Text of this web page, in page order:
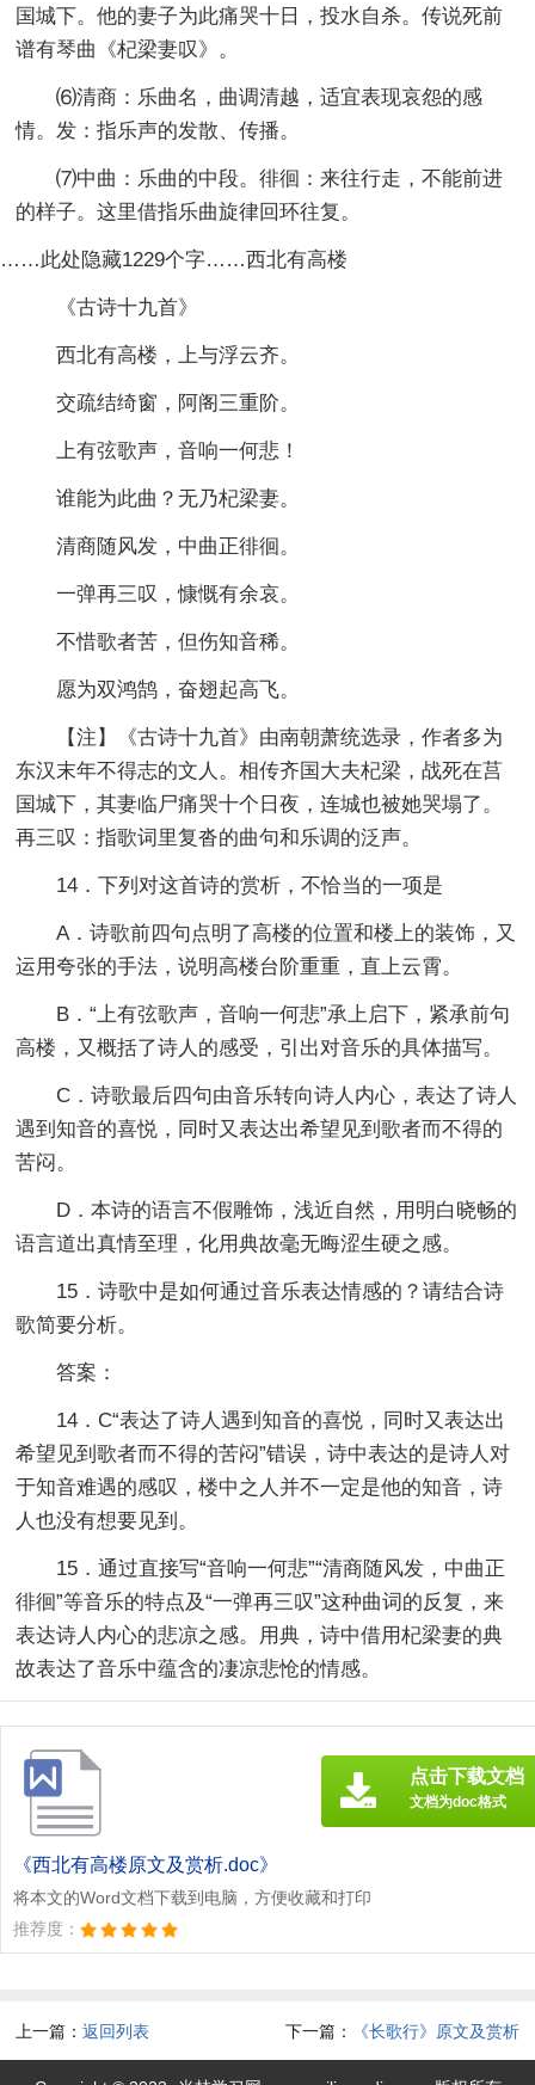
国城下。他的妻子为此痛哭十日，投水自杀。传说死前
谱有琴曲《杞梁妻叹》。
⑹清商：乐曲名，曲调清越，适宜表现哀怨的感
情。发：指乐声的发散、传播。
⑺中曲：乐曲的中段。徘徊：来往行走，不能前进
的样子。这里借指乐曲旋律回环往复。
……此处隐藏1229个字……西北有高楼
《古诗十九首》
西北有高楼，上与浮云齐。
交疏结绮窗，阿阁三重阶。
上有弦歌声，音响一何悲！
谁能为此曲？无乃杞梁妻。
清商随风发，中曲正徘徊。
一弹再三叹，慷慨有余哀。
不惜歌者苦，但伤知音稀。
愿为双鸿鹄，奋翅起高飞。
【注】《古诗十九首》由南朝萧统选录，作者多为
东汉末年不得志的文人。相传齐国大夫杞梁，战死在莒
国城下，其妻临尸痛哭十个日夜，连城也被她哭塌了。
再三叹：指歌词里复沓的曲句和乐调的泛声。
14．下列对这首诗的赏析，不恰当的一项是
A．诗歌前四句点明了高楼的位置和楼上的装饰，又
运用夸张的手法，说明高楼台阶重重，直上云霄。
B．“上有弦歌声，音响一何悲”承上启下，紧承前句
高楼，又概括了诗人的感受，引出对音乐的具体描写。
C．诗歌最后四句由音乐转向诗人内心，表达了诗人
遇到知音的喜悦，同时又表达出希望见到歌者而不得的
苦闷。
D．本诗的语言不假雕饰，浅近自然，用明白晓畅的
语言道出真情至理，化用典故毫无晦涩生硬之感。
15．诗歌中是如何通过音乐表达情感的？请结合诗
歌简要分析。
答案：
14．C“表达了诗人遇到知音的喜悦，同时又表达出
希望见到歌者而不得的苦闷”错误，诗中表达的是诗人对
于知音难遇的感叹，楼中之人并不一定是他的知音，诗
人也没有想要见到。
15．通过直接写“音响一何悲”“清商随风发，中曲正
徘徊”等音乐的特点及“一弹再三叹”这种曲词的反复，来
表达诗人内心的悲凉之感。用典，诗中借用杞梁妻的典
故表达了音乐中蕴含的凄凉悲怆的情感。
《西北有高楼原文及赏析.doc》
将本文的Word文档下载到电脑，方便收藏和打印
推荐度：
点击下载文档
文档为doc格式
上一篇：返回列表 下一篇： 《长歌行》原文及赏析